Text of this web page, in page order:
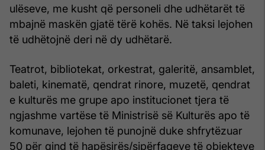
ulëseve, me kusht që personeli dhe udhëtarët të
mbajnë maskën gjatë tërë kohës. Në taksi lejohen
të udhëtojnë deri në dy udhëtarë.
Teatrot, bibliotekat, orkestrat, galeritë, ansamblet,
baleti, kinematë, qendrat rinore, muzetë, qendrat
e kulturës me grupe apo institucionet tjera të
ngjashme vartëse të Ministrisë së Kulturës apo të
komunave, lejohen të punojnë duke shfrytëzuar
50 për qind të hapësirës/sipërfaqeve të objekteve